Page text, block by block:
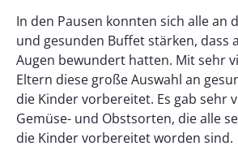
In den Pausen konnten sich alle an
und gesunden Buffet stärken, dass
Augen bewundert hatten. Mit sehr
Eltern diese große Auswahl an
die Kinder vorbereitet. Es gab sehr
Gemüse- und Obstsorten, die alle
die Kinder vorbereitet worden sind.